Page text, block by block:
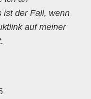
ist der Fall, wenn
auf meiner